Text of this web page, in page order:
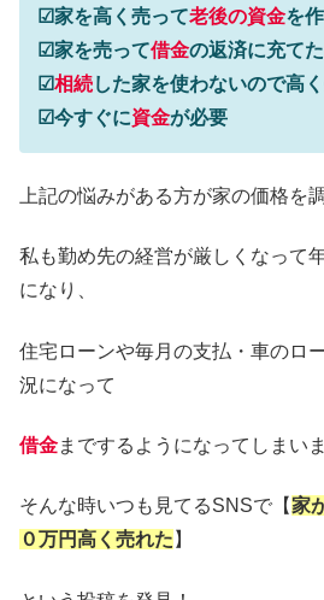
☑家を高く売って老後の資金を
☑家を売って借金の返済に充て
☑相続した家を使わないので高
☑今すぐに資金が必要
上記の悩みがある方が家の価格を
私も勤め先の経営が厳しくなって
になり、
住宅ローンや毎月の支払・車のロ
況になって
借金までするようになってしまい
そんな時いつも見てるSNSで【家
０万円高く売れた 】